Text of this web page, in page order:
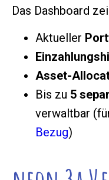
Das Dashboard
Aktueller
Asset-
Bis zu 5
verwaltbar
Bezug)